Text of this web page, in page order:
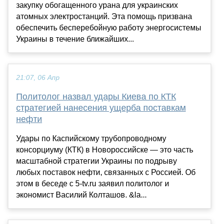
закупку обогащенного урана для украинских
атомных электростанций. Эта помощь призвана
обеспечить бесперебойную работу энергосистемы
Украины в течение ближайших...
21:07, 06 Апр
Политолог назвал удары Киева по КТК
стратегией нанесения ущерба поставкам
нефти
Удары по Каспийскому трубопроводному
консорциуму (КТК) в Новороссийске — это часть
масштабной стратегии Украины по подрыву
любых поставок нефти, связанных с Россией. Об
этом в беседе с 5-tv.ru заявил политолог и
экономист Василий Колташов. &la...